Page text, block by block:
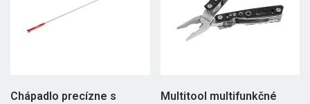
Chápadlo precízne s
Multitool multifunkčné